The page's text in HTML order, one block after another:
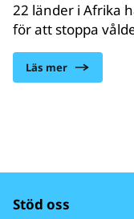
22 länder i Afrika
för att stoppa
Läs mer
Stöd oss